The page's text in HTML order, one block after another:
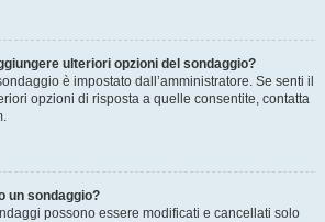
ulteriori opzioni del sondaggio?
è impostato dall’amministratore. Se senti il
opzioni di risposta a quelle consentite, contatta
un sondaggio?
possono essere modificati e cancellati solo